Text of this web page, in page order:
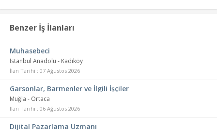
Benzer İş İlanları
Muhasebeci
İstanbul Anadolu - Kadıköy
İlan Tarihi : 07 Ağustos 2026
Garsonlar, Barmenler ve İlgili İşçiler
Muğla - Ortaca
İlan Tarihi : 06 Ağustos 2026
Dijital Pazarlama Uzmanı